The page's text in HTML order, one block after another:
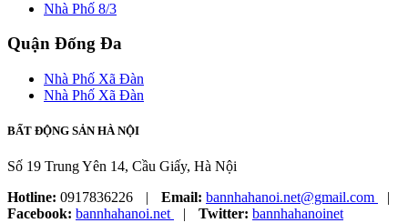
Nhà Phố 8/3
Quận Đống Đa
Nhà Phố Xã Đàn
Nhà Phố Xã Đàn
BẤT ĐỘNG SẢN HÀ NỘI
Số 19 Trung Yên 14, Cầu Giấy, Hà Nội
Hotline: 0917836226 | Email: bannhahanoi.net@gmail.com
|
Facebook: bannhahanoi.net | Twitter: bannhahanoinet